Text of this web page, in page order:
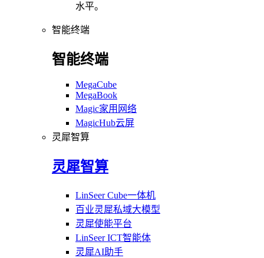
水平。
智能终端
智能终端
MegaCube
MegaBook
Magic家用网络
MagicHub云屏
灵犀智算
灵犀智算
LinSeer Cube一体机
百业灵犀私域大模型
灵犀使能平台
LinSeer ICT智能体
灵犀AI助手